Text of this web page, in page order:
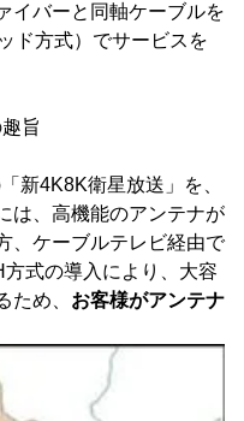
バーと同軸ケーブルを
ド方式）でサービスを
旨
新4K8K衛星放送」を、
は、高機能のアンテナが
、ケーブルテレビ経由で
式の導入により、大容
ため、 お客様がアンテナ